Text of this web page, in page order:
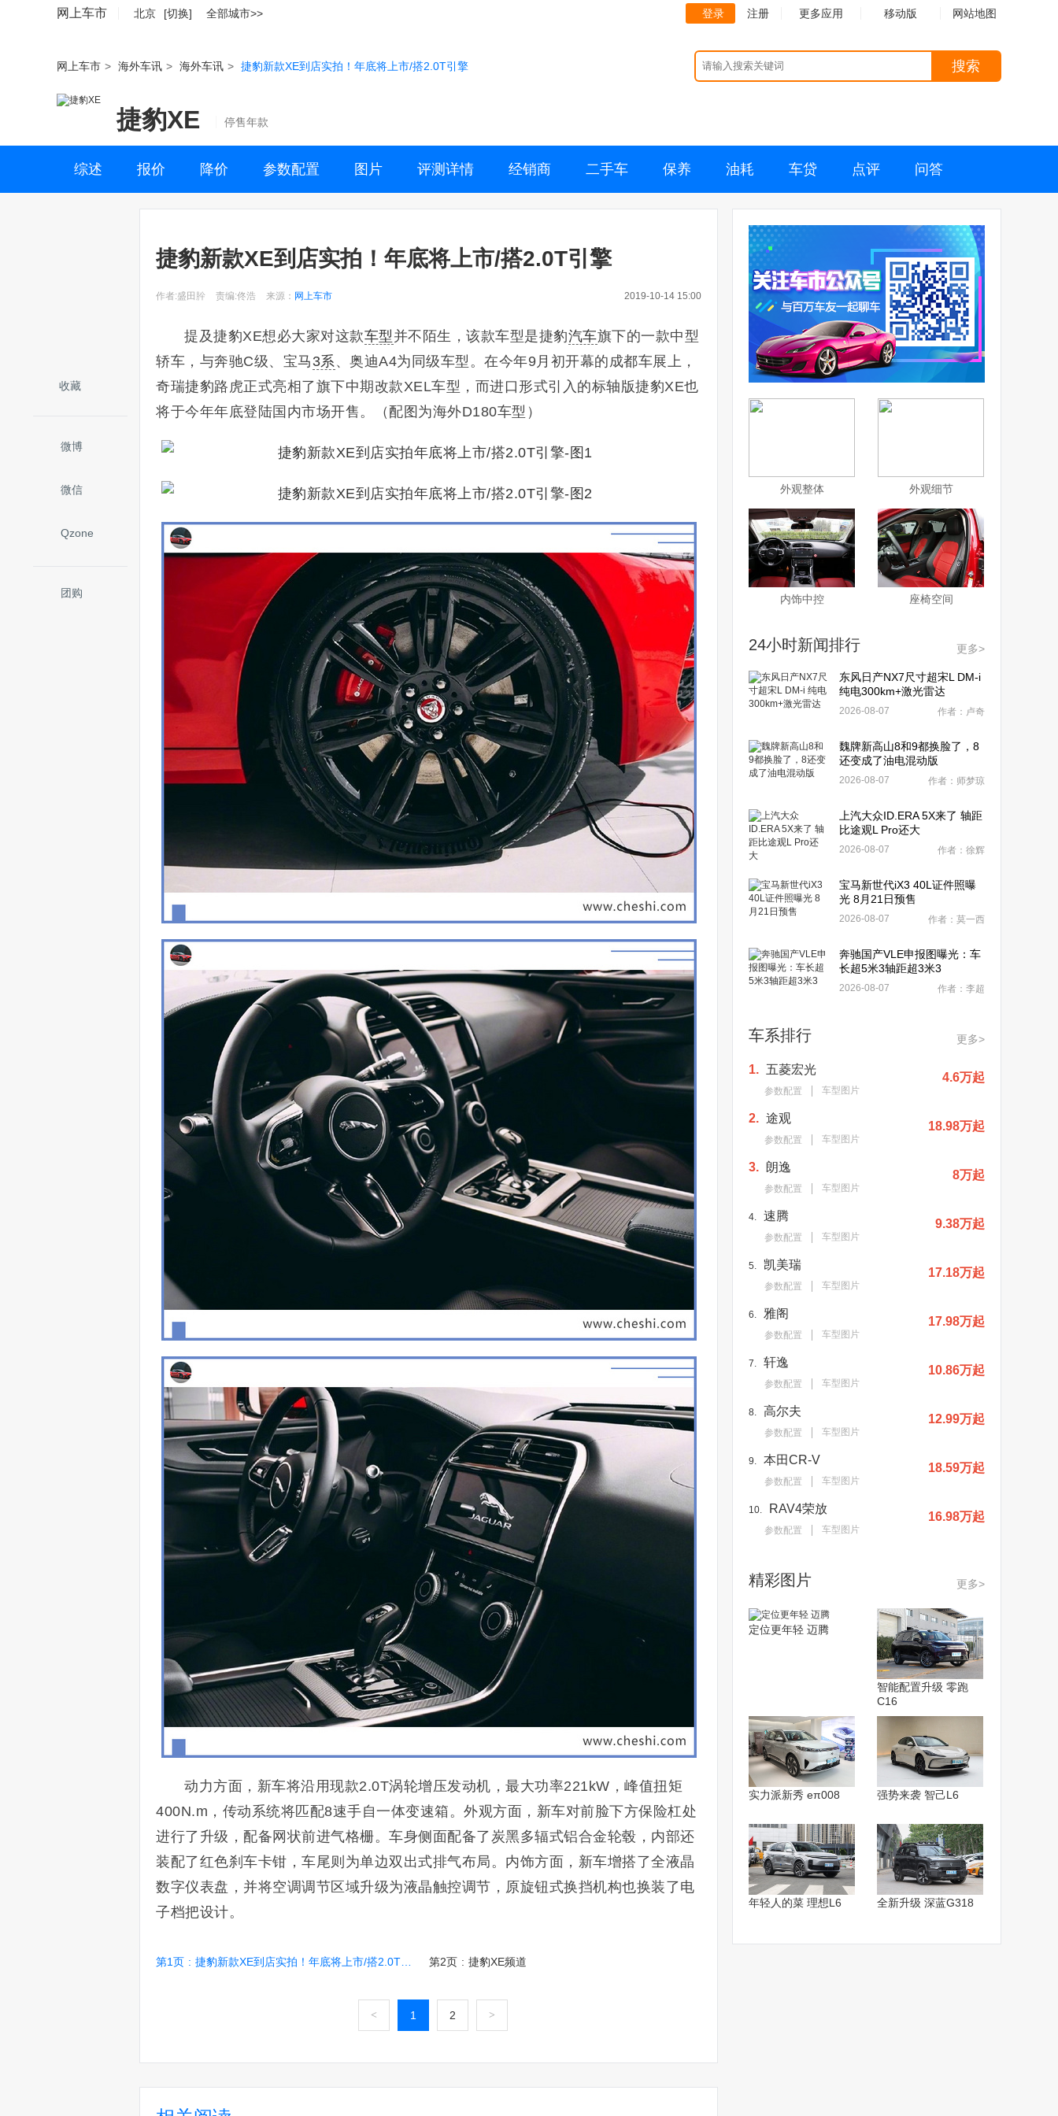
网上车市 北京 [切换] 全部城市>> 登录 注册 更多应用 移动版 网站地图
网上车市 > 海外车讯 > 海外车讯 > 捷豹新款XE到店实拍！年底将上市/搭2.0T引擎 搜索
捷豹XE 停售年款
综述 报价 降价 参数配置 图片 评测详情 经销商 二手车 保养 油耗 车贷 点评 问答
收藏
微博
微信
Qzone
团购
捷豹新款XE到店实拍！年底将上市/搭2.0T引擎
作者:盛田肸 责编:佟浩 来源： 网上车市 2019-10-14 15:00
提及捷豹XE想必大家对这款车型 并不陌生，该款车型是捷豹汽车旗下的一款中型
轿车，与奔驰C级、宝马 3系、奥迪A4为同级车型。在今年9月初开幕的成都车展上，
奇瑞捷豹路虎正式亮相了旗下中期改款XEL车型，而进口形式引入的标轴版捷豹XE也
将于今年年底登陆国内市场开售。（配图为海外D180车型）
动力方面，新车将沿用现款2.0T涡轮增压发动机，最大功率221kW，峰值扭矩
400N.m，传动系统将匹配8速手自一体变速箱。外观方面，新车对前脸下方保险杠处
进行了升级，配备网状前进气格栅。车身侧面配备了炭黑多辐式铝合金轮毂，内部还
装配了红色刹车卡钳，车尾则为单边双出式排气布局。内饰方面，新车增搭了全液晶
数字仪表盘，并将空调调节区域升级为液晶触控调节，原旋钮式换挡机构也换装了电
子档把设计。
第1页 : 捷豹新款XE到店实拍！年底将上市/搭2.0T引擎 第2页 : 捷豹XE频道
< 1 2 >
外观整体 外观细节
内饰中控 座椅空间
24小时新闻排行 更多>
东风日产NX7尺寸超宋L DM-i
纯电300km+激光雷达
2026-08-07 作者：卢奇
魏牌新高山8和9都换脸了，8
还变成了油电混动版
2026-08-07 作者：师梦琼
上汽大众ID.ERA 5X来了 轴距
比途观L Pro还大
2026-08-07 作者：徐辉
宝马新世代iX3 40L证件照曝
光 8月21日预售
2026-08-07 作者：莫一西
奔驰国产VLE申报图曝光：车
长超5米3轴距超3米3
2026-08-07 作者：李超
车系排行 更多>
1. 五菱宏光
参数配置 车型图片
4.6万起
2. 途观
参数配置 车型图片
18.98万起
3. 朗逸
参数配置 车型图片
8万起
4. 速腾
参数配置 车型图片
9.38万起
5. 凯美瑞
参数配置 车型图片
17.18万起
6. 雅阁
参数配置 车型图片
17.98万起
7. 轩逸
参数配置 车型图片
10.86万起
8. 高尔夫
参数配置 车型图片
12.99万起
9. 本田CR-V
参数配置 车型图片
18.59万起
10. RAV4荣放
参数配置 车型图片
16.98万起
精彩图片 更多>
定位更年轻 迈腾
智能配置升级 零跑
C16
实力派新秀 eπ008 强势来袭 智己L6
年轻人的菜 理想L6 全新升级 深蓝G318